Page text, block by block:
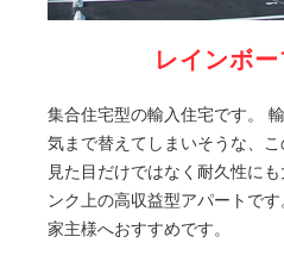
レインボ
集合住宅型の輸入住宅です。
気まで替えてしまいそうな、こ
見た目だけではなく耐久性に
ンク上の高収益型アパートで
家主様へおすすめです。